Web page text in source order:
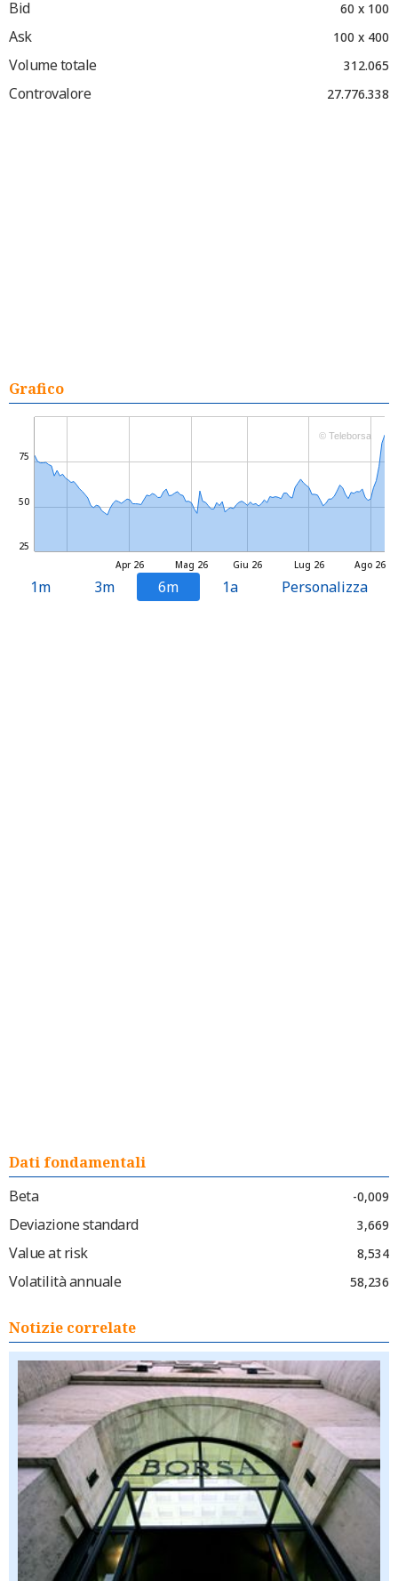
Bid 60 x 100
Ask 100 x 400
Volume totale 312.065
Controvalore 27.776.338
Grafico
Mag 26 Lug 26
Apr 26 Giu 26 Ago 26
25
50
75
© Teleborsa
1m 3m 6m 1a Personalizza
Dati fondamentali
Beta
-0,009
Deviazione standard 3,669
Value at risk 8,534
Volatilità annuale 58,236
Notizie correlate